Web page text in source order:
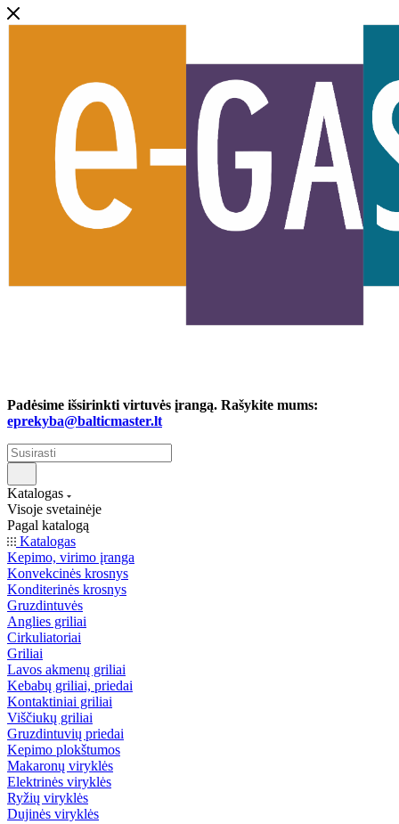
Padėsime išsirinkti virtuvės įrangą. Rašykite mums:
eprekyba@balticmaster.lt
Katalogas
Visoje svetainėje
Pagal katalogą
Katalogas
Kepimo, virimo įranga
Konvekcinės krosnys
Konditerinės krosnys
Gruzdintuvės
Anglies griliai
Cirkuliatoriai
Griliai
Lavos akmenų griliai
Kebabų griliai, priedai
Kontaktiniai griliai
Viščiukų griliai
Gruzdintuvių priedai
Kepimo plokštumos
Makaronų viryklės
Elektrinės viryklės
Ryžių viryklės
Dujinės viryklės